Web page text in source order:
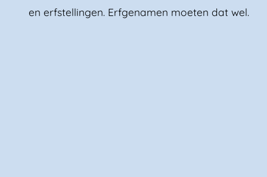
en erfstellingen. Erfgenamen moeten dat wel.